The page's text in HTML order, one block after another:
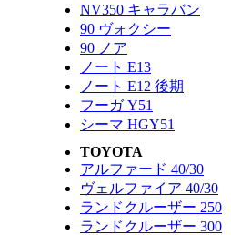
NV350 キャラバン
90 ヴォクシー
90 ノア
ノート E13
ノート E12 後期
フーガ Y51
シーマ HGY51
TOYOTA
アルファード 40/30
ヴェルファイア 40/30
ランドクルーザー 250
ランドクルーザー 300